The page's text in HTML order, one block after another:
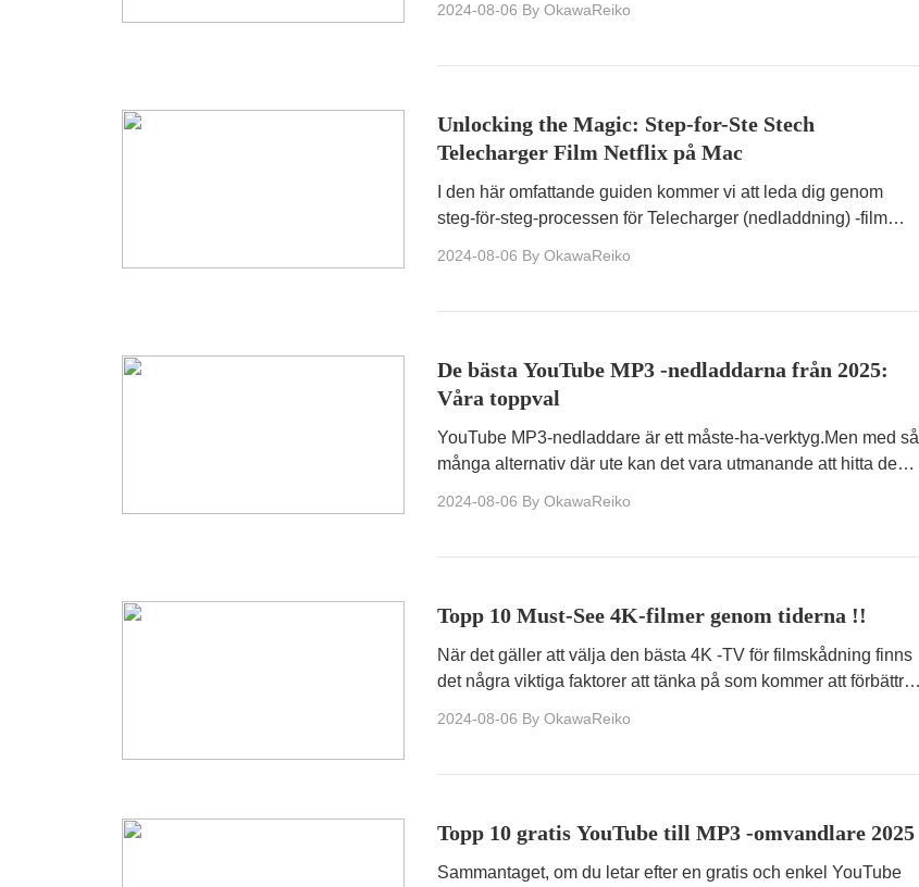
funktioner finns också i gratisversionen.I den här artikeln
2024-08-06 By OkawaReiko
Unlocking the Magic: Step-for-Ste Stech
Telecharger Film Netflix på Mac
I den här omfattande guiden kommer vi att leda dig genom
steg-för-steg-processen för Telecharger (nedladdning) -film
2024-08-06 By OkawaReiko
De bästa YouTube MP3 -nedladdarna från 2025:
Våra toppval
YouTube MP3-nedladdare är ett måste-ha-verktyg.Men med så
många alternativ där ute kan det vara utmanande att hitta den
2024-08-06 By OkawaReiko
Topp 10 Must-See 4K-filmer genom tiderna !!
När det gäller att välja den bästa 4K -TV för filmskådning finns
det några viktiga faktorer att tänka på som kommer att förbättra
2024-08-06 By OkawaReiko
Topp 10 gratis YouTube till MP3 -omvandlare 2025
Sammantaget, om du letar efter en gratis och enkel YouTube